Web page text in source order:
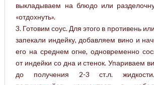
выкладываем на блюдо или
«отдохнуть».
3. Готовим соус. Для этого в противень
запекали индейку, добавляем вино и
его на среднем огне, одновременно
от индейки со дна и стенок. Упариваем
до получения 2-3 ст.л.